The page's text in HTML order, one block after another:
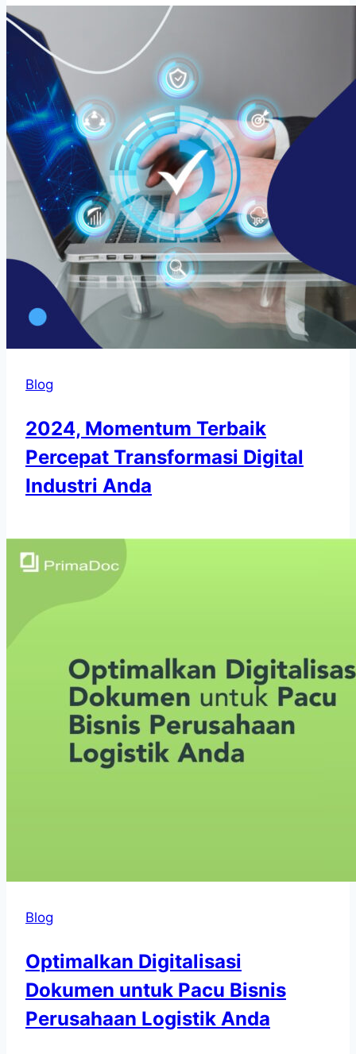
Blog
2024, Momentum Terbaik
Percepat Transformasi Digital
Industri Anda
Blog
Optimalkan Digitalisasi
Dokumen untuk Pacu Bisnis
Perusahaan Logistik Anda